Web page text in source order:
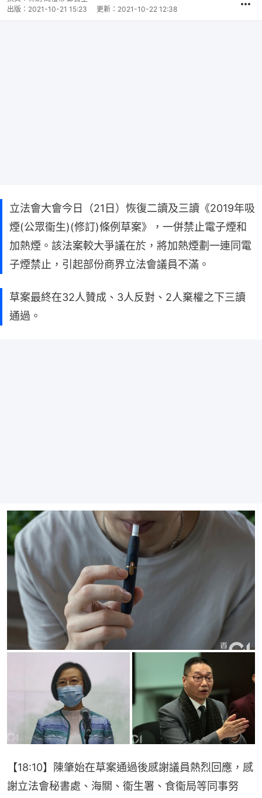
出版： 2021-10-21 15:23 更新： 2021-10-22 12:38
立法會大會今日（21日）恢復二讀及三讀《2019年吸
煙(公眾衞生)(修訂)條例草案》，一併禁止電子煙和
加熱煙。該法案較大爭議在於，將加熱煙劃一連同電
子煙禁止，引起部份商界立法會議員不滿。
草案最終在32人贊成、3人反對、2人棄權之下三讀
通過。
【18:10】陳肇始在草案通過後感謝議員熱烈回應，感
謝立法會秘書處、海關、衞生署、食衞局等同事努